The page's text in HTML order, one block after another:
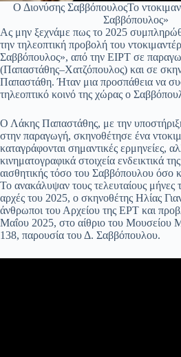
Ο Διονύσης ΣαββόπουλοςΤο
Σαββόπουλος»
Ας μην ξεχνάμε πως το 2025
την τηλεοπτική προβολή του
Σαββόπουλος», από την ΕΙΡΤ σε
(Παπαστάθης–Χατζόπουλος) και σε
Παπαστάθη. Ήταν μια προσπάθεια να
τηλεοπτικό κοινό της χώρας ο
Ο Λάκης Παπαστάθης, με την
στην παραγωγή, σκηνοθέτησε ένα
καταγράφονται σημαντικές ερμηνείες,
κινηματογραφικά στοιχεία ενδεικτικά
αισθητικής τόσο του Σαββόπουλου όσο
Το ανακάλυψαν τους τελευταίους μήνες
αρχές του 2025, ο σκηνοθέτης Ηλίας
άνθρωποι του Αρχείου της ΕΡΤ και
Μαΐου 2025, στο αίθριο του Μουσείου
138, παρουσία του Δ. Σαββόπουλου.